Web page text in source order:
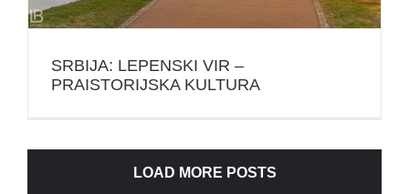
SRBIJA: LEPENSKI VIR –
PRAISTORIJSKA KULTURA
LOAD MORE POSTS